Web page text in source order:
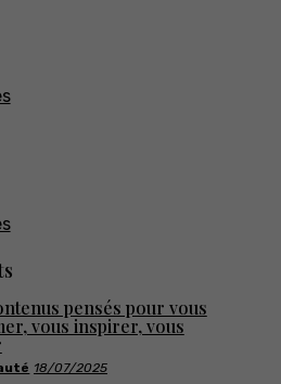
18/07/2025
pensés pour vous
vous inspirer, vous